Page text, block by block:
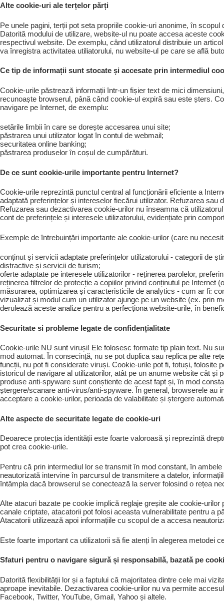
Alte cookie-uri ale terțelor părți
Pe unele pagini, terții pot seta propriile cookie-uri anonime, în
Datorită modului de utilizare, website-ul nu poate accesa aceste
respectivul website. De exemplu, când utilizatorul distribuie un
va înregistra activitatea utiliatorului, nu website-ul pe care se află
Ce tip de informații sunt stocate și accesate prin intermediul
Cookie-urile păstrează informații într-un fișier text de mici
recunoaște browserul, până când cookie-ul expiră sau este șters.
navigare pe Internet, de exemplu:
setările limbii în care se dorește accesarea unui site;
păstrarea unui utilizator logat în contul de webmail;
securitatea online banking;
păstrarea produselor în coșul de cumpărături.
De ce sunt cookie-urile importante pentru Internet?
Cookie-urile reprezintă punctul central al funcționării eficiente a
adaptată preferințelor și intereselor fiecărui utilizator. Refuzarea
Refuzarea sau dezactivarea cookie-urilor nu înseamna că
cont de preferințele și interesele utilizatorului, evidențiate prin
Exemple de întrebuințări importante ale cookie-urilor (care nu
conținut și servicii adaptate preferințelor utilizatorului - categorii de
distractive și servicii de turism;
oferte adaptate pe interesele utilizatorilor - reținerea parolelor,
reținerea filtrelor de protecție a copiilor privind conținutul pe Internet
măsurarea, optimizarea și caracteristicile de analytics - cum ar fi:
vizualizat și modul cum un utilizator ajunge pe un website (ex. prin
derulează aceste analize pentru a perfecționa website-urile, în
Securitate si probleme legate de confidențialitate
Cookie-urile NU sunt viruși! Ele folosesc formate tip plain text. Nu
mod automat. În consecință, nu se pot duplica sau replica pe alte
funcții, nu pot fi considerate viruși. Cookie-urile pot fi, totuși,
istoricul de navigare al utilizatorilor, atât pe un anume website cât
produse anti-spyware sunt conștiente de acest fapt și, în mod
ștergere/scanare anti-virus/anti-spyware. În general, browserele au
acceptare a cookie-urilor, perioada de valabilitate și ștergere
Alte aspecte de securitate legate de cookie-uri
Deoarece protecția identității este foarte valoroasă și reprezintă
pot crea cookie-urile.
Pentru că prin intermediul lor se transmit în mod constant, în
neautorizată intervine în parcursul de transmitere a datelor,
întâmpla dacă browserul se conectează la server folosind o rețea
Alte atacuri bazate pe cookie implică reglaje greșite ale cookie-
canale criptate, atacatorii pot folosi aceasta vulnerabilitate pentru a
Atacatorii utilizează apoi informațiile cu scopul de a accesa
Este foarte important ca utilizatorii să fie atenți în alegerea metodei
Sfaturi pentru o navigare sigură și responsabilă, bazată pe
Datorită flexibilității lor și a faptului că majoritatea dintre cele mai
aproape inevitabile. Dezactivarea cookie-urilor nu va permite
Facebook, Twitter, YouTube, Gmail, Yahoo și altele.